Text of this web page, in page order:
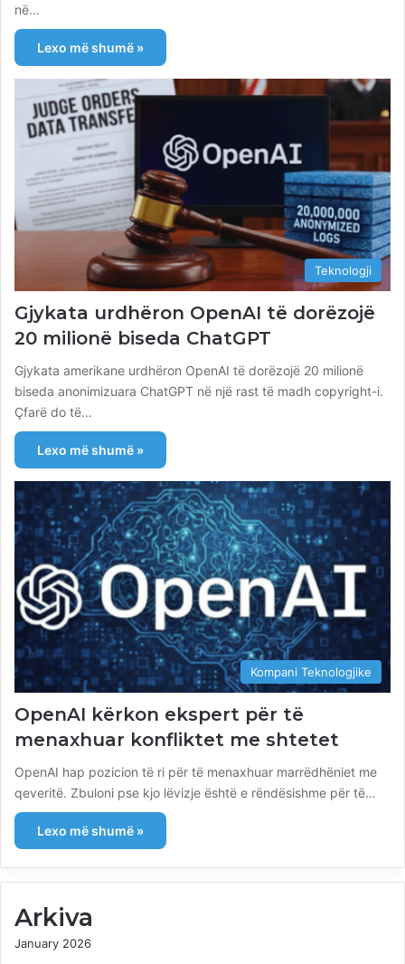
në…
Lexo më shumë »
Teknologji
Gjykata urdhëron OpenAI të dorëzojë
20 milionë biseda ChatGPT
Gjykata amerikane urdhëron OpenAI të dorëzojë 20 milionë
biseda anonimizuara ChatGPT në një rast të madh copyright-i.
Çfarë do të…
Lexo më shumë »
Kompani Teknologjike
OpenAI kërkon ekspert për të
menaxhuar konfliktet me shtetet
OpenAI hap pozicion të ri për të menaxhuar marrëdhëniet me
qeveritë. Zbuloni pse kjo lëvizje është e rëndësishme për të…
Lexo më shumë »
Arkiva
January 2026